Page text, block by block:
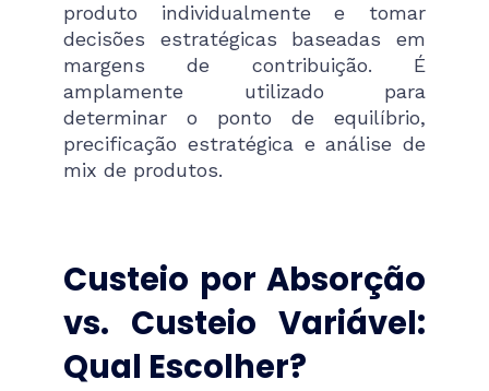
produto individualmente e tomar
decisões estratégicas baseadas em
margens de contribuição. É
amplamente utilizado para
determinar o ponto de equilíbrio,
precificação estratégica e análise de
mix de produtos.
Custeio por Absorção
vs. Custeio Variável:
Qual Escolher?